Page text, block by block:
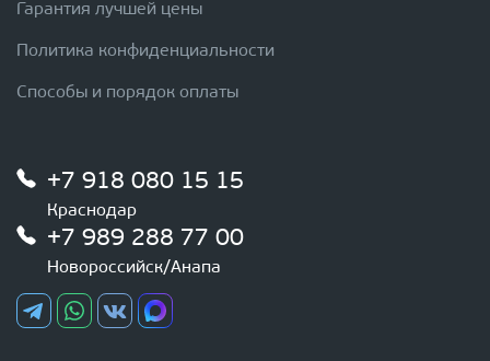
Гарантия лучшей цены
Политика конфиденциальности
Способы и порядок оплаты
+7 918 080 15 15
Краснодар
+7 989 288 77 00
Новороссийск/Анапа